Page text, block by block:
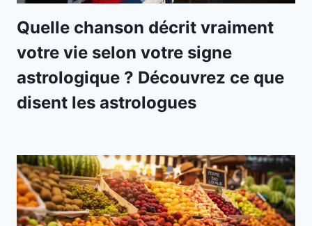
Quelle chanson décrit vraiment
votre vie selon votre signe
astrologique ? Découvrez ce que
disent les astrologues